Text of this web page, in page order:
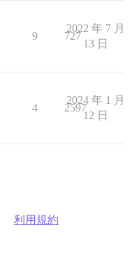
9 727
2022 年 7 月
13 日
4 2597
2024 年 1 月
12 日
利用規約